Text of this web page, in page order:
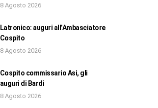
8 Agosto 2026
Latronico: auguri all’Ambasciatore
Cospito
8 Agosto 2026
Cospito commissario Asi, gli
auguri di Bardi
8 Agosto 2026